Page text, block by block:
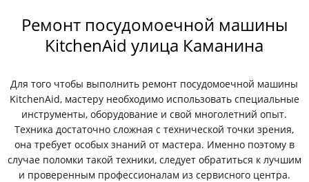
Ремонт посудомоечной машины
KitchenAid улица Каманина
Для того чтобы выполнить ремонт посудомоечной машины
KitchenAid, мастеру необходимо использовать специальные
инструменты, оборудование и свой многолетний опыт.
Техника достаточно сложная с технической точки зрения,
она требует особых знаний от мастера. Именно поэтому в
случае поломки такой техники, следует обратиться к лучшим
и проверенным профессионалам из сервисного центра.